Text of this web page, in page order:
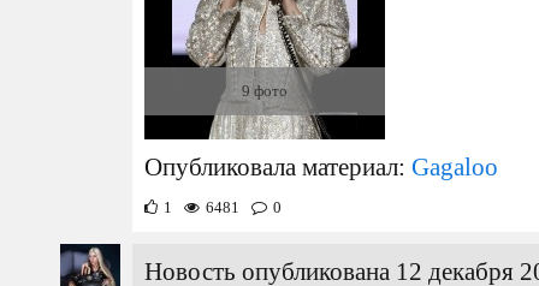
9 фото
Опубликовала материал: Gagaloo
1 6481 0
Новость опубликована 12 декабря